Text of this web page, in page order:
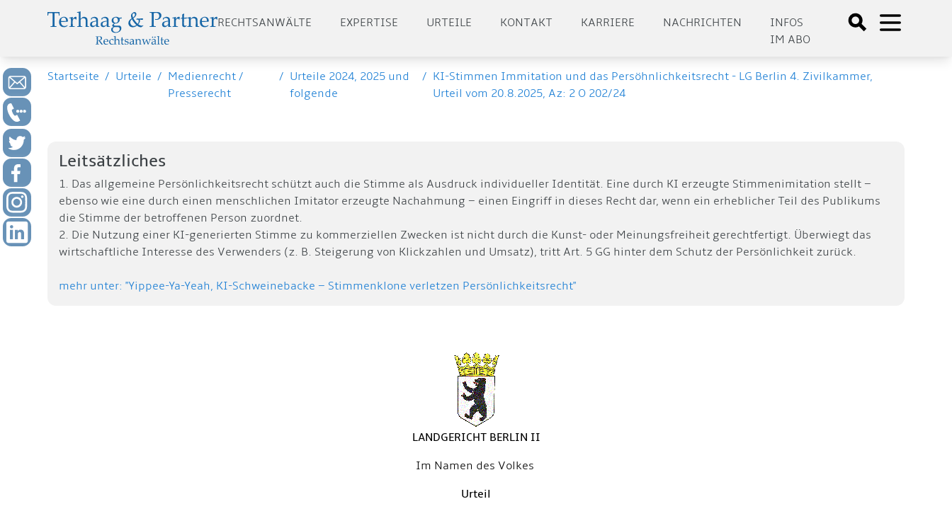
RECHTSANWÄLTE EXPERTISE URTEILE KONTAKT KARRIERE NACHRICHTEN
INFOS
IM ABO
Startseite / Urteile / Medienrecht /
Presserecht
/ Urteile 2024, 2025 und
folgende
/ KI-Stimmen Immitation und das Persöhnlichkeitsrecht - LG Berlin 4. Zivilkammer,
Urteil vom 20.8.2025, Az: 2 O 202/24
Leitsätzliches
1. Das allgemeine Persönlichkeitsrecht schützt auch die Stimme als Ausdruck individueller Identität. Eine durch KI erzeugte Stimmenimitation stellt –
ebenso wie eine durch einen menschlichen Imitator erzeugte Nachahmung – einen Eingriff in dieses Recht dar, wenn ein erheblicher Teil des Publikums
die Stimme der betroffenen Person zuordnet.
2. Die Nutzung einer KI-generierten Stimme zu kommerziellen Zwecken ist nicht durch die Kunst- oder Meinungsfreiheit gerechtfertigt. Überwiegt das
wirtschaftliche Interesse des Verwenders (z. B. Steigerung von Klickzahlen und Umsatz), tritt Art. 5 GG hinter dem Schutz der Persönlichkeit zurück.
mehr unter: "Yippee-Ya-Yeah, KI-Schweinebacke – Stimmenklone verletzen Persönlichkeitsrecht"
LANDGERICHT BERLIN II
Im Namen des Volkes
Urteil